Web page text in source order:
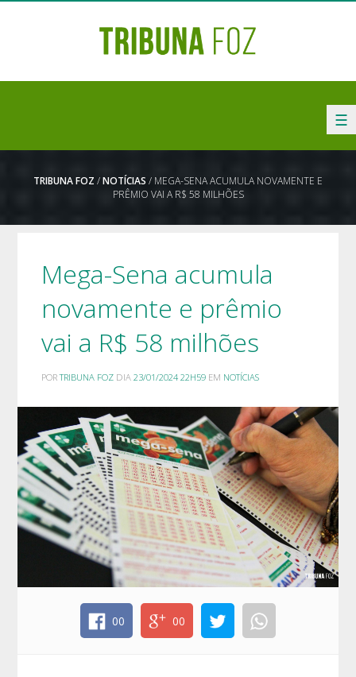
☰
TRIBUNA FOZ /NOTÍCIAS / MEGA-SENA ACUMULA NOVAMENTE E
PRÊMIO VAI A R$ 58 MILHÕES
Mega-Sena acumula
novamente e prêmio
vai a R$ 58 milhões
PORTRIBUNA FOZ DIA23/01/2024 22H59 EM NOTÍCIAS
00 00